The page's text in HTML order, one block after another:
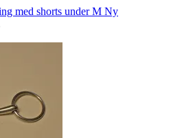
med shorts under M Ny